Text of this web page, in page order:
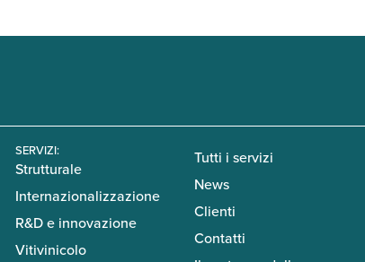
SERVIZI:
Strutturale
Internazionalizzazione
R&D e innovazione
Vitivinicolo
Tutti i servizi
News
Clienti
Contatti